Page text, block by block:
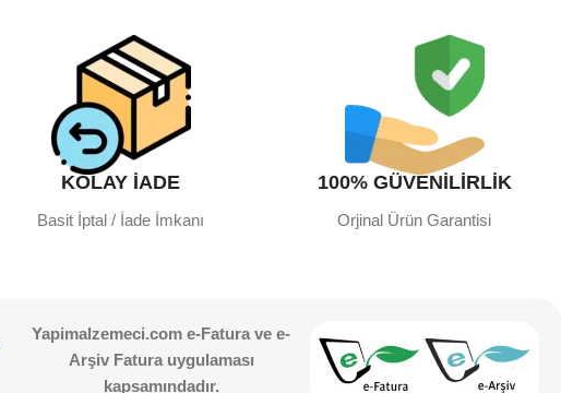
KOLAY İADE
Basit İptal / İade İmkanı
100% GÜVENİLİRLİK
Orjinal Ürün Garantisi
Yapimalzemeci.com e-Fatura ve e-
Arşiv Fatura uygulaması
kapsamındadır.